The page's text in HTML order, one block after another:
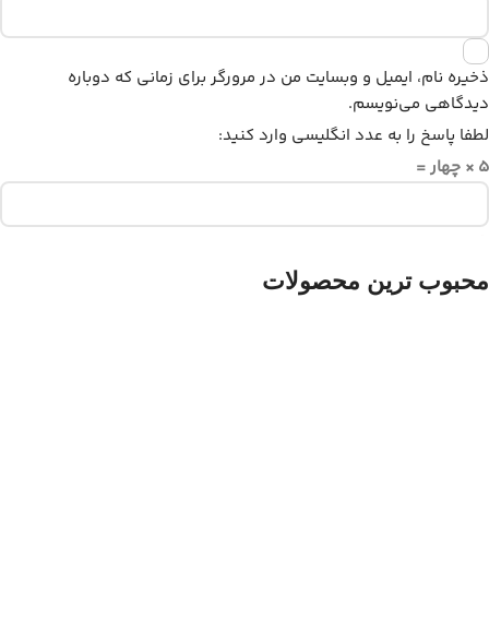
ذخیره نام، ایمیل و وبسایت من در مرورگر برای زمانی که دوباره
دیدگاهی می‌نویسم.
لطفا پاسخ را به عدد انگلیسی وارد کنید:
5 × چهار =
محبوب ترین محصولات